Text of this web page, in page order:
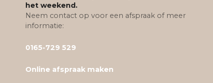
het weekend.
Neem contact op voor een afspraak of meer
informatie:
0165-729 529
Online afspraak maken